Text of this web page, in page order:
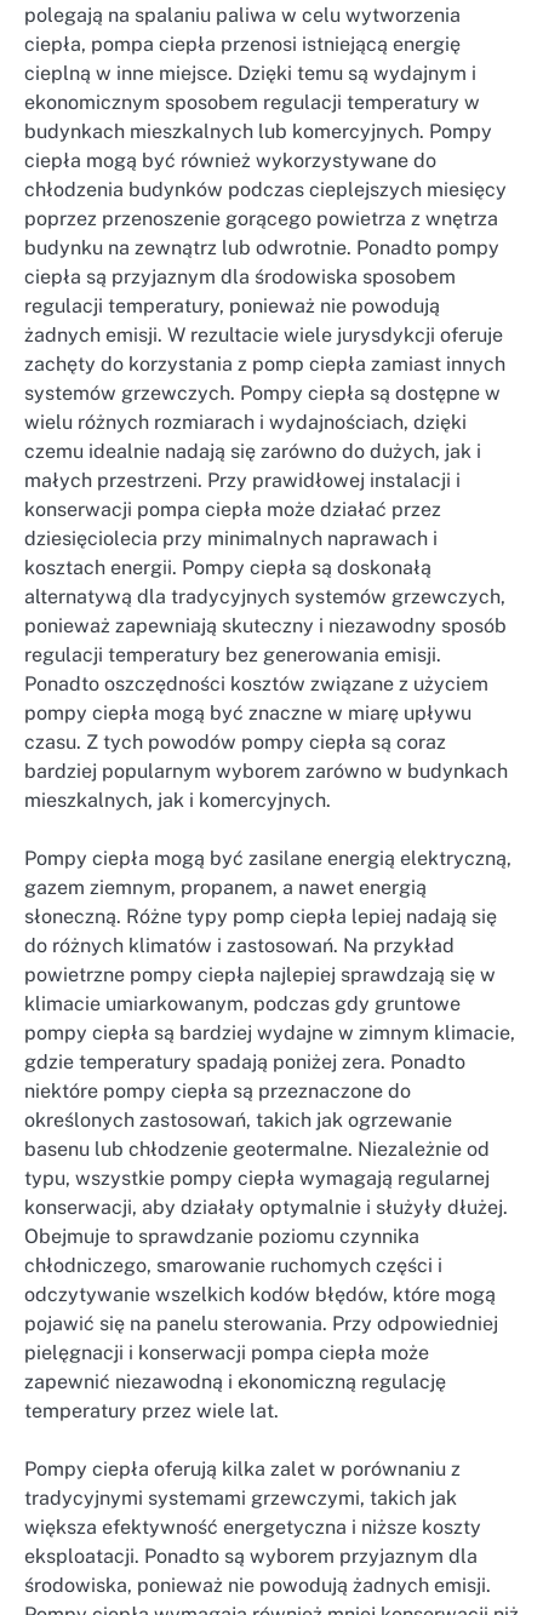
polegają na spalaniu paliwa w celu wytworzenia
ciepła, pompa ciepła przenosi istniejącą energię
cieplną w inne miejsce. Dzięki temu są wydajnym i
ekonomicznym sposobem regulacji temperatury w
budynkach mieszkalnych lub komercyjnych. Pompy
ciepła mogą być również wykorzystywane do
chłodzenia budynków podczas cieplejszych miesięcy
poprzez przenoszenie gorącego powietrza z wnętrza
budynku na zewnątrz lub odwrotnie. Ponadto pompy
ciepła są przyjaznym dla środowiska sposobem
regulacji temperatury, ponieważ nie powodują
żadnych emisji. W rezultacie wiele jurysdykcji oferuje
zachęty do korzystania z pomp ciepła zamiast innych
systemów grzewczych. Pompy ciepła są dostępne w
wielu różnych rozmiarach i wydajnościach, dzięki
czemu idealnie nadają się zarówno do dużych, jak i
małych przestrzeni. Przy prawidłowej instalacji i
konserwacji pompa ciepła może działać przez
dziesięciolecia przy minimalnych naprawach i
kosztach energii. Pompy ciepła są doskonałą
alternatywą dla tradycyjnych systemów grzewczych,
ponieważ zapewniają skuteczny i niezawodny sposób
regulacji temperatury bez generowania emisji.
Ponadto oszczędności kosztów związane z użyciem
pompy ciepła mogą być znaczne w miarę upływu
czasu. Z tych powodów pompy ciepła są coraz
bardziej popularnym wyborem zarówno w budynkach
mieszkalnych, jak i komercyjnych.
Pompy ciepła mogą być zasilane energią elektryczną,
gazem ziemnym, propanem, a nawet energią
słoneczną. Różne typy pomp ciepła lepiej nadają się
do różnych klimatów i zastosowań. Na przykład
powietrzne pompy ciepła najlepiej sprawdzają się w
klimacie umiarkowanym, podczas gdy gruntowe
pompy ciepła są bardziej wydajne w zimnym klimacie,
gdzie temperatury spadają poniżej zera. Ponadto
niektóre pompy ciepła są przeznaczone do
określonych zastosowań, takich jak ogrzewanie
basenu lub chłodzenie geotermalne. Niezależnie od
typu, wszystkie pompy ciepła wymagają regularnej
konserwacji, aby działały optymalnie i służyły dłużej.
Obejmuje to sprawdzanie poziomu czynnika
chłodniczego, smarowanie ruchomych części i
odczytywanie wszelkich kodów błędów, które mogą
pojawić się na panelu sterowania. Przy odpowiedniej
pielęgnacji i konserwacji pompa ciepła może
zapewnić niezawodną i ekonomiczną regulację
temperatury przez wiele lat.
Pompy ciepła oferują kilka zalet w porównaniu z
tradycyjnymi systemami grzewczymi, takich jak
większa efektywność energetyczna i niższe koszty
eksploatacji. Ponadto są wyborem przyjaznym dla
środowiska, ponieważ nie powodują żadnych emisji.